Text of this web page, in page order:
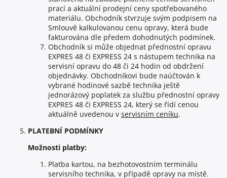
prací a aktuální prodejní ceny spotřebovaného
materiálu. Obchodník stvrzuje svým podpisem na
Smlouvě kalkulovanou cenu opravy, která bude
fakturována dle předem dohodnutých podmínek.
Obchodník si může objednat přednostní opravu
EXPRES 48 či EXPRESS 24 s nástupem technika na
servisní opravu do 48 či 24 hodin od obdržení
objednávky. Obchodníkovi bude naúčtován k
vybrané hodinové sazbě technika ještě
jednorázový poplatek za službu přednostní opravy
EXPRES 48 či EXPRESS 24, který se řídí cenou
aktuálně uvedenou v servisním ceníku.
PLATEBNÍ PODMÍNKY
Možnosti platby:
Platba kartou, na bezhotovostním terminálu
servisního technika, v případě opravy na místě.